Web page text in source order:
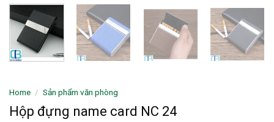
Home / Sản phẩm văn phòng
Hộp đựng name card NC 24